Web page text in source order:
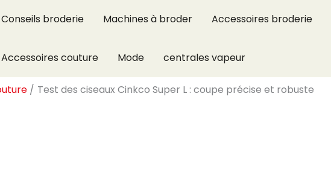
Conseils broderie Machines à broder Accessoires broderie
Accessoires couture Mode centrales vapeur
Test des ciseaux Cinkco Super L : coupe précise et robuste